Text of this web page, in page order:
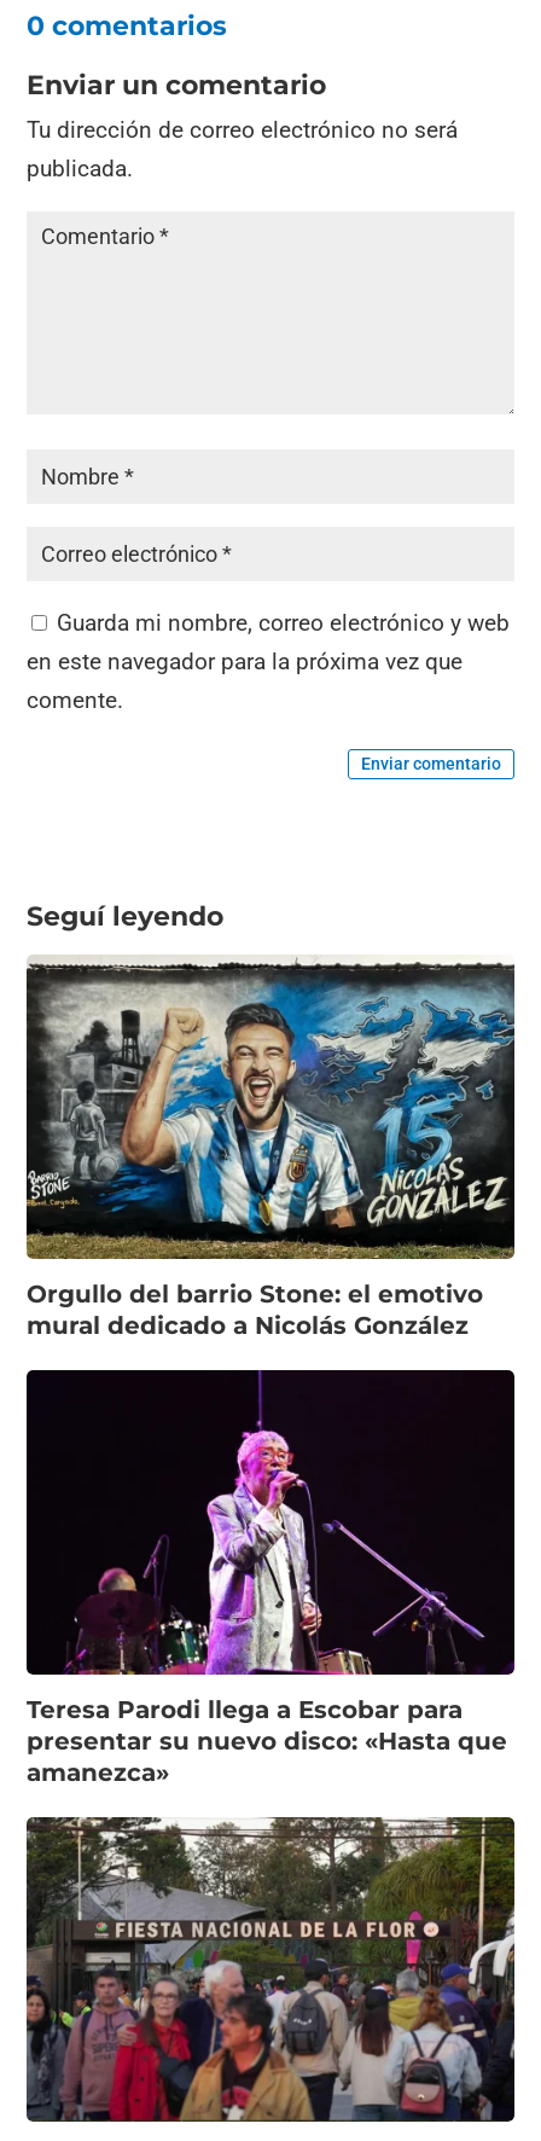
0 comentarios
Enviar un comentario
Tu dirección de correo electrónico no será
publicada.
Guarda mi nombre, correo electrónico y web
en este navegador para la próxima vez que
comente.
Enviar comentario
Seguí leyendo
Orgullo del barrio Stone: el emotivo
mural dedicado a Nicolás González
Teresa Parodi llega a Escobar para
presentar su nuevo disco: «Hasta que
amanezca»